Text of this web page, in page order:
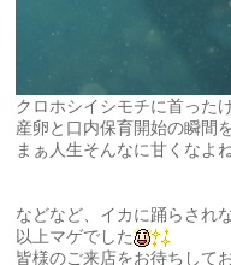
クロホシイシモチに首った
産卵と口内保育開始の瞬間
まぁ人生そんなに甘くなよ
などなど、イカに踊らされ
以上マゲでした
皆様のご来店をお待ちして